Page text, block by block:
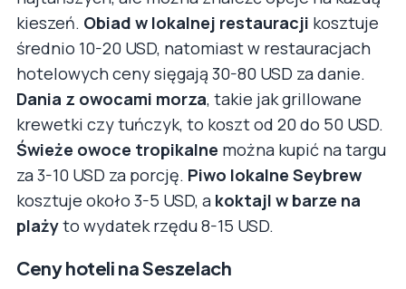
kieszeń. Obiad w lokalnej restauracji kosztuje
średnio 10-20 USD, natomiast w restauracjach
hotelowych ceny sięgają 30-80 USD za danie.
Dania z owocami morza, takie jak grillowane
krewetki czy tuńczyk, to koszt od 20 do 50 USD.
Świeże owoce tropikalne można kupić na targu
za 3-10 USD za porcję. Piwo lokalne Seybrew
kosztuje około 3-5 USD, a koktajl w barze na
plażyto wydatek rzędu 8-15 USD.
Ceny hoteli na Seszelach